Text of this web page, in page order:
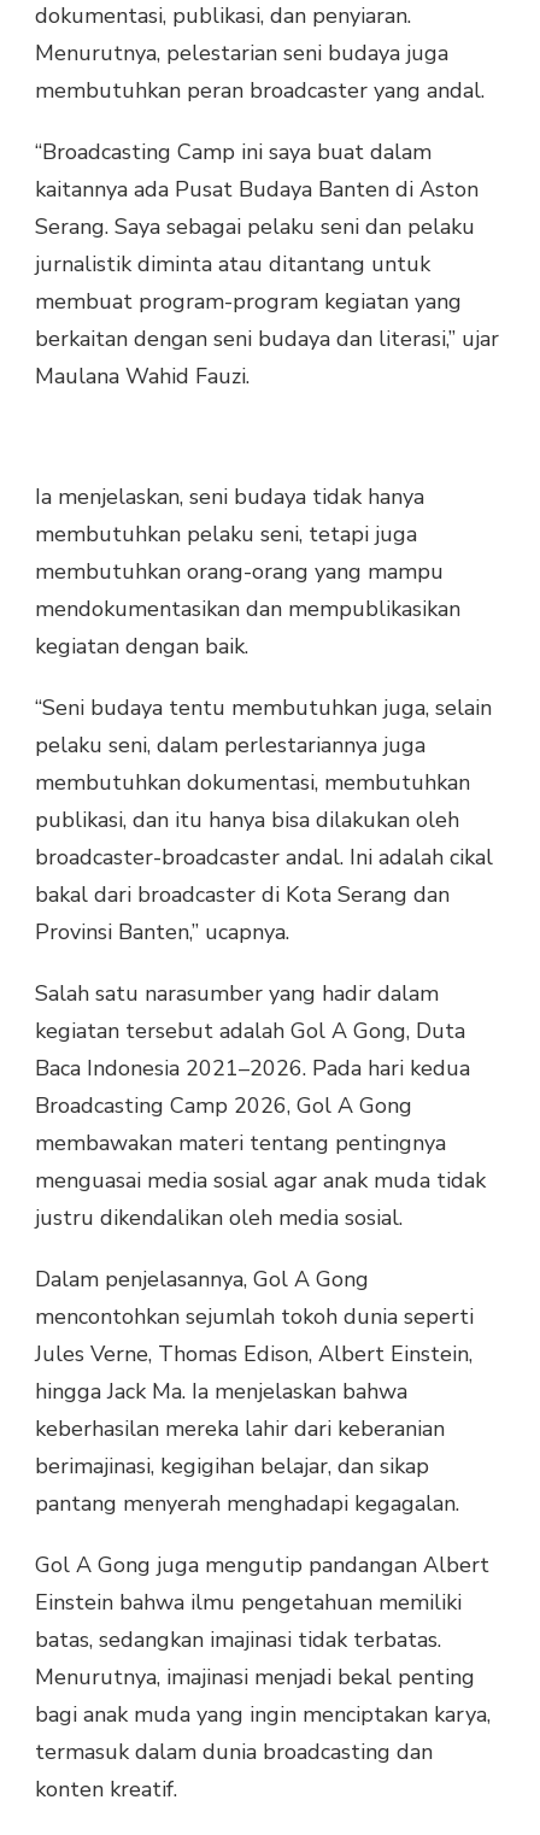
dokumentasi, publikasi, dan penyiaran.
Menurutnya, pelestarian seni budaya juga
membutuhkan peran broadcaster yang andal.
“Broadcasting Camp ini saya buat dalam
kaitannya ada Pusat Budaya Banten di Aston
Serang. Saya sebagai pelaku seni dan pelaku
jurnalistik diminta atau ditantang untuk
membuat program-program kegiatan yang
berkaitan dengan seni budaya dan literasi,” ujar
Maulana Wahid Fauzi.
Ia menjelaskan, seni budaya tidak hanya
membutuhkan pelaku seni, tetapi juga
membutuhkan orang-orang yang mampu
mendokumentasikan dan mempublikasikan
kegiatan dengan baik.
“Seni budaya tentu membutuhkan juga, selain
pelaku seni, dalam perlestariannya juga
membutuhkan dokumentasi, membutuhkan
publikasi, dan itu hanya bisa dilakukan oleh
broadcaster-broadcaster andal. Ini adalah cikal
bakal dari broadcaster di Kota Serang dan
Provinsi Banten,” ucapnya.
Salah satu narasumber yang hadir dalam
kegiatan tersebut adalah Gol A Gong, Duta
Baca Indonesia 2021–2026. Pada hari kedua
Broadcasting Camp 2026, Gol A Gong
membawakan materi tentang pentingnya
menguasai media sosial agar anak muda tidak
justru dikendalikan oleh media sosial.
Dalam penjelasannya, Gol A Gong
mencontohkan sejumlah tokoh dunia seperti
Jules Verne, Thomas Edison, Albert Einstein,
hingga Jack Ma. Ia menjelaskan bahwa
keberhasilan mereka lahir dari keberanian
berimajinasi, kegigihan belajar, dan sikap
pantang menyerah menghadapi kegagalan.
Gol A Gong juga mengutip pandangan Albert
Einstein bahwa ilmu pengetahuan memiliki
batas, sedangkan imajinasi tidak terbatas.
Menurutnya, imajinasi menjadi bekal penting
bagi anak muda yang ingin menciptakan karya,
termasuk dalam dunia broadcasting dan
konten kreatif.